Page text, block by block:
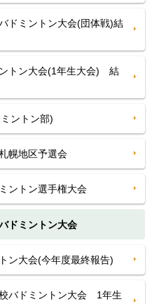
ドミントン大会(団体戦)結
トン大会(1年生大会) 結
ントン部)
幌地区予選会
ントン選手権大会
ドミントン大会
ン大会(今年度最終報告)
バドミントン大会 1年生